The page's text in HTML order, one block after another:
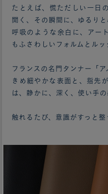
たとえば、慌ただしい一日
開く、その瞬間に、ゆるりと
呼吸のような余白に、アー
もふさわしいフォルムとルッ
フランスの名門タンナー「ア
きめ細やかな表面と、指先
は、静かに、深く、使い手の
触れるたび、意識がすっと整